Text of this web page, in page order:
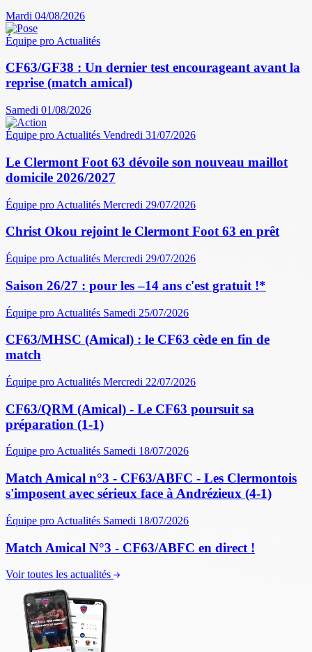
Mardi 04/08/2026
Équipe pro Actualités
CF63/GF38 : Un dernier test encourageant avant la
reprise (match amical)
Samedi 01/08/2026
Équipe pro Actualités Vendredi 31/07/2026
Le Clermont Foot 63 dévoile son nouveau maillot
domicile 2026/2027
Équipe pro Actualités Mercredi 29/07/2026
Christ Okou rejoint le Clermont Foot 63 en prêt
Équipe pro Actualités Mercredi 29/07/2026
Saison 26/27 : pour les –14 ans c'est gratuit !*
Équipe pro Actualités Samedi 25/07/2026
CF63/MHSC (Amical) : le CF63 cède en fin de
match
Équipe pro Actualités Mercredi 22/07/2026
CF63/QRM (Amical) - Le CF63 poursuit sa
préparation (1-1)
Équipe pro Actualités Samedi 18/07/2026
Match Amical n°3 - CF63/ABFC - Les Clermontois
s'imposent avec sérieux face à Andrézieux (4-1)
Équipe pro Actualités Samedi 18/07/2026
Match Amical N°3 - CF63/ABFC en direct !
Voir toutes les actualités